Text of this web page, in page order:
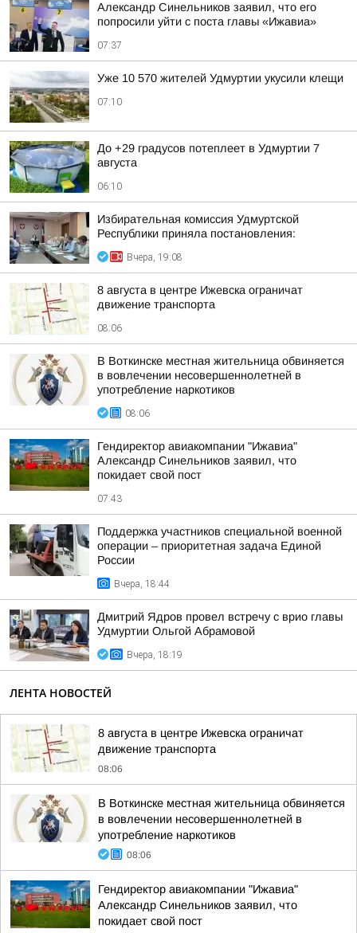
Александр Синельников заявил, что его
попросили уйти с поста главы «Ижавиа»
07:37
Уже 10 570 жителей Удмуртии укусили клещи
07:10
До +29 градусов потеплеет в Удмуртии 7
августа
06:10
Избирательная комиссия Удмуртской
Республики приняла постановления:
Вчера, 19:08
8 августа в центре Ижевска ограничат
движение транспорта
08:06
В Воткинске местная жительница обвиняется
в вовлечении несовершеннолетней в
употребление наркотиков
08:06
Гендиректор авиакомпании "Ижавиа"
Александр Синельников заявил, что
покидает свой пост
07:43
Поддержка участников специальной военной
операции – приоритетная задача Единой
России
Вчера, 18:44
Дмитрий Ядров провел встречу с врио главы
Удмуртии Ольгой Абрамовой
Вчера, 18:19
ЛЕНТА НОВОСТЕЙ
8 августа в центре Ижевска ограничат
движение транспорта
08:06
В Воткинске местная жительница обвиняется
в вовлечении несовершеннолетней в
употребление наркотиков
08:06
Гендиректор авиакомпании "Ижавиа"
Александр Синельников заявил, что
покидает свой пост